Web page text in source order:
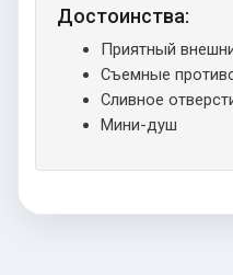
Достоинства:
Приятный
Съемные
Сливное
Мини-душ